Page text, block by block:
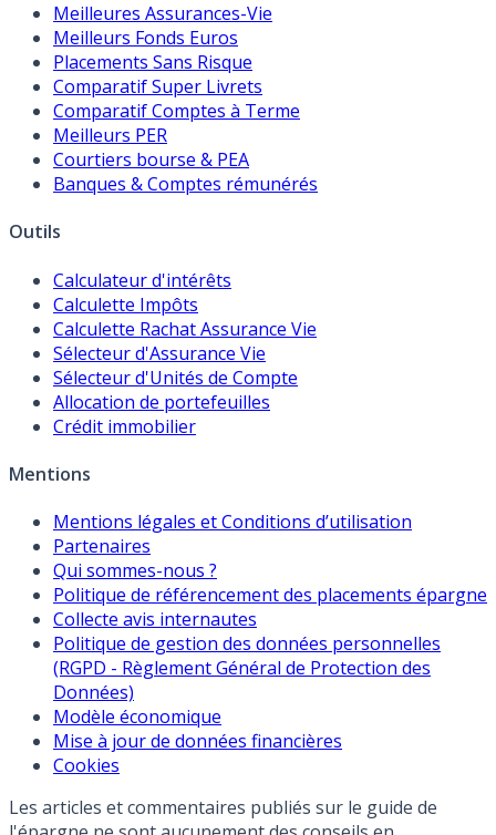
Meilleures Assurances-Vie
Meilleurs Fonds Euros
Placements Sans Risque
Comparatif Super Livrets
Comparatif Comptes à Terme
Meilleurs PER
Courtiers bourse & PEA
Banques & Comptes rémunérés
Outils
Calculateur d'intérêts
Calculette Impôts
Calculette Rachat Assurance Vie
Sélecteur d'Assurance Vie
Sélecteur d'Unités de Compte
Allocation de portefeuilles
Crédit immobilier
Mentions
Mentions légales et Conditions d’utilisation
Partenaires
Qui sommes-nous ?
Politique de référencement des placements épargne
Collecte avis internautes
Politique de gestion des données personnelles
(RGPD - Règlement Général de Protection des
Données)
Modèle économique
Mise à jour de données financières
Cookies
Les articles et commentaires publiés sur le guide de